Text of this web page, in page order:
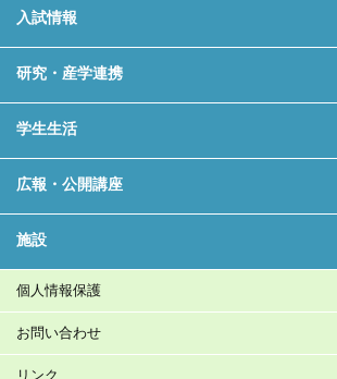
入試情報
研究・産学連携
学生生活
広報・公開講座
施設
個人情報保護
お問い合わせ
リンク